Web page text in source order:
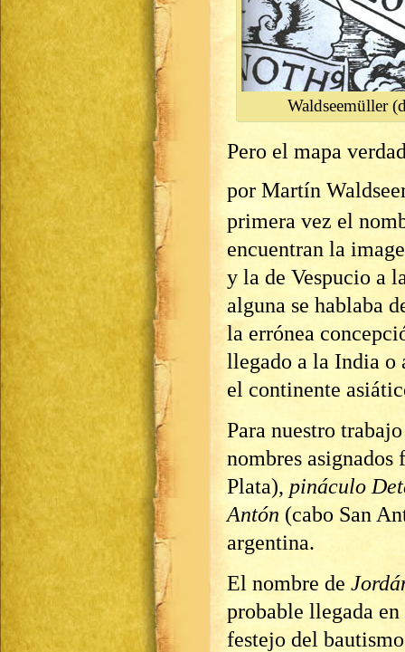
Waldseemüller
Pero el mapa
por Martín
primera vez el
encuentran la
y la de Vespucio a
alguna se hablaba
la errónea
llegado a la India o
el continente
Para nuestro
nombres
Plata), pináculo
Antón (cabo San
argentina.
El nombre de
probable llegada
festejo del